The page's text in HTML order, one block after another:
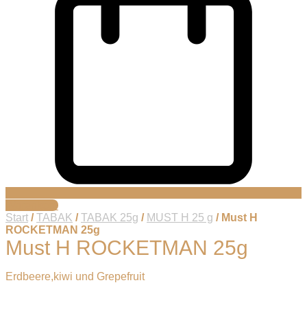
Warenkorb
Start /TABAK /TABAK 25g / MUST H 25 g / Must H
ROCKETMAN 25g
Must H ROCKETMAN 25g
Erdbeere,kiwi und Grepefruit